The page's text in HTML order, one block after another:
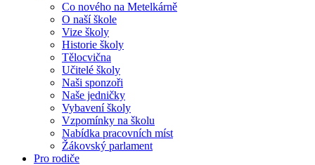
Co nového na Metelkárně
O naší škole
Vize školy
Historie školy
Tělocvična
Učitelé školy
Naši sponzoři
Naše jedničky
Vybavení školy
Vzpomínky na školu
Nabídka pracovních míst
Žákovský parlament
Pro rodiče